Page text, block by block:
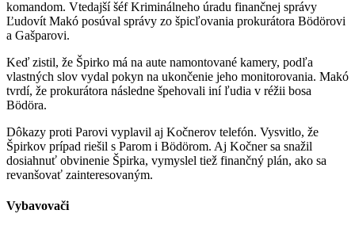
komandom. Vtedajší šéf Kriminálneho úradu finančnej správy
Ľudovít Makó posúval správy zo špicľovania prokurátora Bödörovi
a Gašparovi.
Keď zistil, že Špirko má na aute namontované kamery, podľa
vlastných slov vydal pokyn na ukončenie jeho monitorovania. Makó
tvrdí, že prokurátora následne špehovali iní ľudia v réžii bosa
Bödöra.
Dôkazy proti Parovi vyplavil aj Kočnerov telefón. Vysvitlo, že
Špirkov prípad riešil s Parom i Bödörom. Aj Kočner sa snažil
dosiahnuť obvinenie Špirka, vymyslel tiež finančný plán, ako sa
revanšovať zainteresovaným.
Vybavovači